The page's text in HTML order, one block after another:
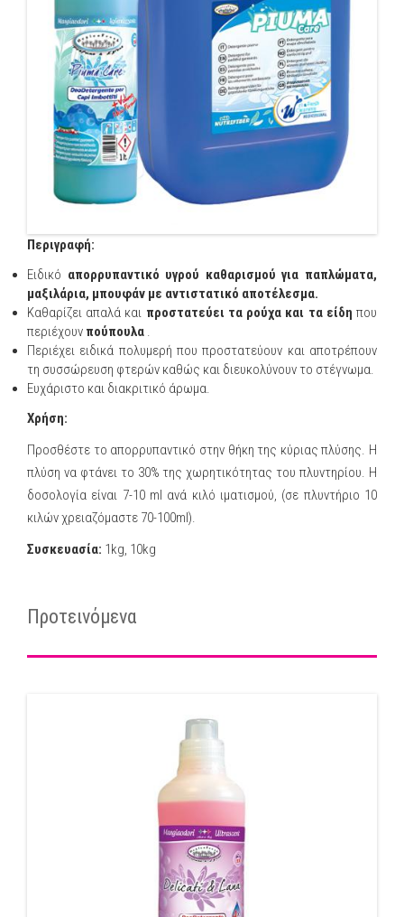
Περιγραφή:
Ειδικό απορρυπαντικό υγρού καθαρισμού για παπλώματα,
μαξιλάρια, μπουφάν με αντιστατικό αποτέλεσμα.
Καθαρίζει απαλά και προστατεύει τα ρούχα και τα είδη που
περιέχουν πούπουλα .
Περιέχει ειδικά πολυμερή που προστατεύουν και αποτρέπουν
τη συσσώρευση φτερών καθώς και διευκολύνουν το στέγνωμα.
Ευχάριστο και διακριτικό άρωμα.
Χρήση:
Προσθέστε το απορρυπαντικό στην θήκη της κύριας πλύσης. Η
πλύση να φτάνει το 30% της χωρητικότητας του πλυντηρίου. Η
δοσολογία είναι 7-10 ml ανά κιλό ιματισμού, (σε πλυντήριο 10
κιλών χρειαζόμαστε 70-100ml).
Συσκευασία: 1kg, 10kg
Προτεινόμενα